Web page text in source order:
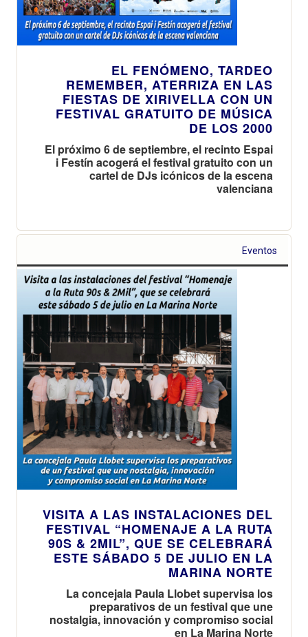
EL FENÓMENO, TARDEO
REMEMBER, ATERRIZA EN LAS
FIESTAS DE XIRIVELLA CON UN
FESTIVAL GRATUITO DE MÚSICA
DE LOS 2000
El próximo 6 de septiembre, el recinto Espai
i Festín acogerá el festival gratuito con un
cartel de DJs icónicos de la escena
valenciana
Eventos
VISITA A LAS INSTALACIONES DEL
FESTIVAL “HOMENAJE A LA RUTA
90S & 2MIL”, QUE SE CELEBRARÁ
ESTE SÁBADO 5 DE JULIO EN LA
MARINA NORTE
La concejala Paula Llobet supervisa los
preparativos de un festival que une
nostalgia, innovación y compromiso social
en La Marina Norte